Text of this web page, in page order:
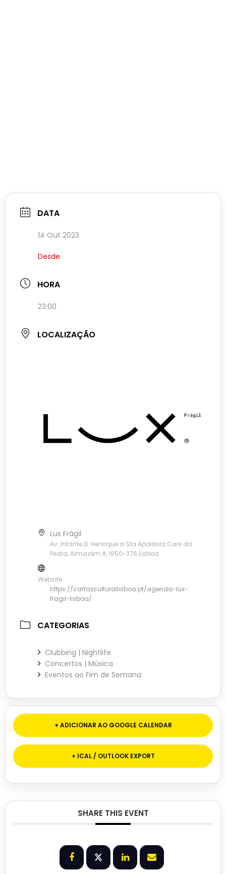
DATA
14 Out 2023
Desde
HORA
23:00
LOCALIZAÇÃO
Lux Frágil
Av. Infante D. Henrique a Sta Apolónia Cais da
Pedra, Armazém A, 1950-376 Lisboa
Website
https://cartazculturallisboa.pt/agenda-lux-
fragil-lisboa/
CATEGORIAS
Clubbing | Nightlife
Concertos | Música
Eventos ao Fim de Semana
+ ADICIONAR AO GOOGLE CALENDAR
+ ICAL / OUTLOOK EXPORT
SHARE THIS EVENT